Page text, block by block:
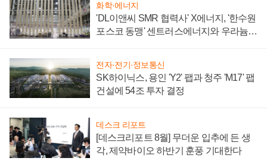
화학·에너지
'DL이앤씨 SMR 협력사' X에너지, '한수원
포스코 동맹' 센트러스에너지와 우라늄
전자·전기·정보통신
SK하이닉스, 용인 'Y2' 팹과 청주 'M17' 팹
건설에 54조 투자 결정
데스크 리포트
[데스크리포트 8월] 무더운 입추에 든 생
각, 제약바이오 하반기 훈풍 기대한다